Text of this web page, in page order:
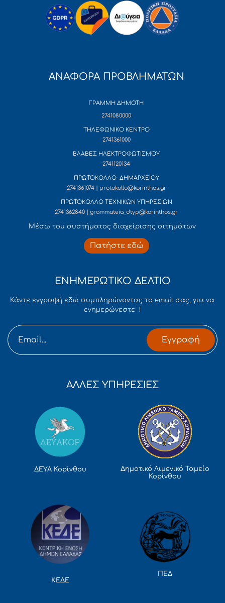
ΑΝΑΦΟΡΑ ΠΡΟΒΛΗΜΑΤΩΝ
ΓΡΑΜΜΗ ΔΗΜΟΤΗ
2741080000
ΤΗΛΕΦΩΝΙΚΟ ΚΕΝΤΡΟ
2741361000
ΒΛΑΒΕΣ ΗΛΕΚΤΡΟΦΩΤΙΣΜΟΥ
2741120134
ΠΡΩΤΟΚΟΛΛΟ ΔΗΜΑΡΧΕΙΟΥ
2741361074 | protokollo@korinthos.gr
ΠΡΩΤΟΚΟΛΛΟ ΤΕΧΝΙΚΩΝ ΥΠΗΡΕΣΙΩΝ
2741362840 | grammateia_dtyp@korinthos.gr
Mέσω του συστήματος διαχείρισης αιτημάτων
Πατήστε εδώ
ΕΝΗΜΕΡΩΤΙΚΟ ΔΕΛΤΙΟ
Κάντε εγγραφή εδώ συμπληρώνοντας το email σας, για να
ενημερώνεστε !
Εγγραφή
ΑΛΛΕΣ ΥΠΗΡΕΣΙΕΣ
ΔΕΥΑ Κορίνθου
Δημοτικό Λιμενικό Ταμείο
Κορίνθου
ΚΕΔΕ
ΠΕΔ